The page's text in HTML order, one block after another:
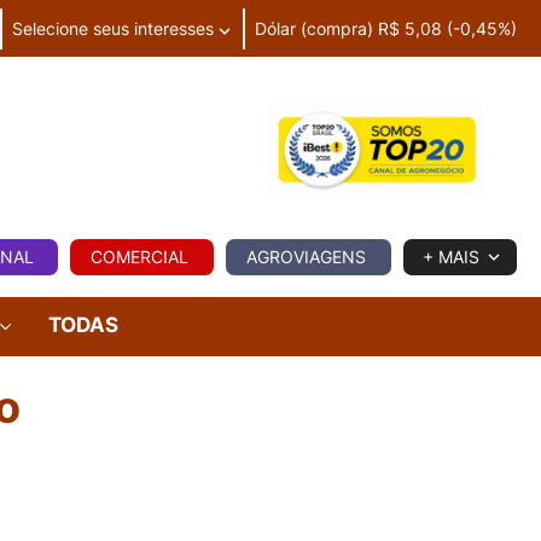
Selecione seus interesses Dólar (compra) R$ 5,08 (-0,45%)
COMERCIAL AGROVIAGENS + MAIS
TODAS